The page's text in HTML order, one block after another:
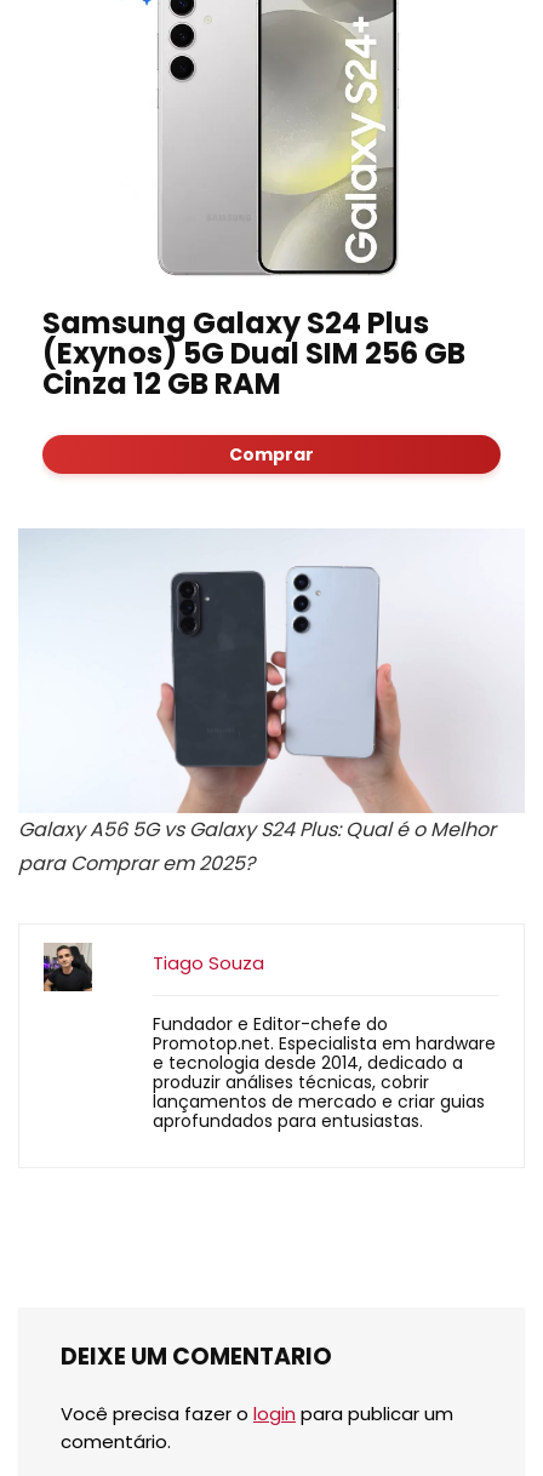
Samsung Galaxy S24 Plus
(Exynos) 5G Dual SIM 256 GB
Cinza 12 GB RAM
Comprar
Galaxy A56 5G vs Galaxy S24 Plus: Qual é o Melhor
para Comprar em 2025?
Tiago Souza
Fundador e Editor-chefe do
Promotop.net. Especialista em hardware
e tecnologia desde 2014, dedicado a
produzir análises técnicas, cobrir
lançamentos de mercado e criar guias
aprofundados para entusiastas.
DEIXE UM COMENTARIO
Você precisa fazer o login para publicar um
comentário.